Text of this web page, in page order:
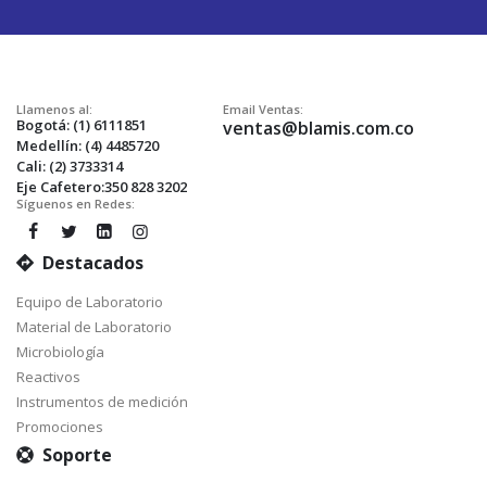
Llamenos al:
Bogotá: (1) 6111851
Medellín: (4) 4485720
Cali: (2) 3733314
Eje Cafetero:350 828 3202
Email Ventas:
ventas@blamis.com.co
Síguenos en Redes:
Destacados
Equipo de Laboratorio
Material de Laboratorio
Microbiología
Reactivos
Instrumentos de medición
Promociones
Soporte